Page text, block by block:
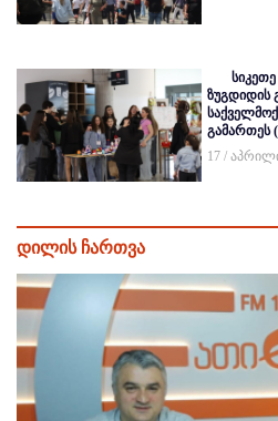
ზუგდიდის
გამართეს
17 /
დილის ჩართვა